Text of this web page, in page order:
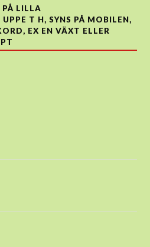
LILLA
T H, SYNS PÅ MOBILEN,
EX EN VÄXT ELLER